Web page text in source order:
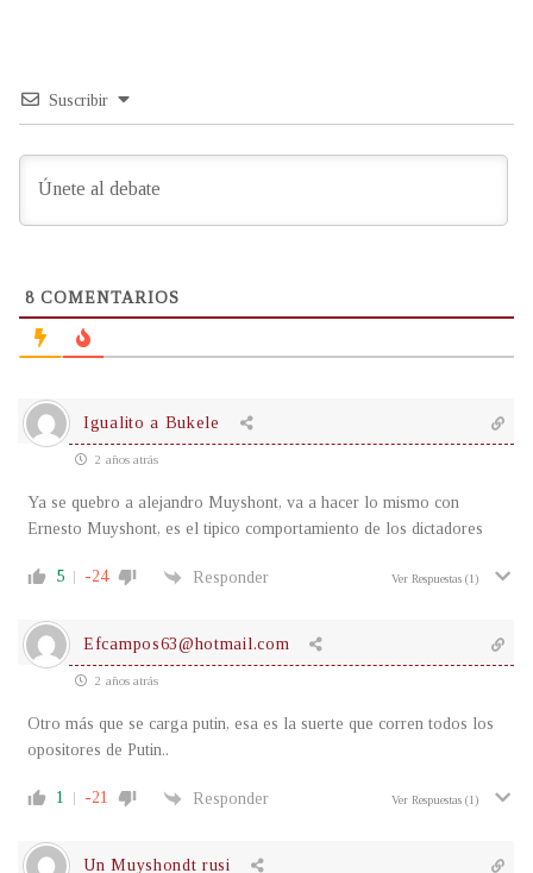
Suscribir
8 COMENTARIOS
Igualito a Bukele
2 años atrás
Ya se quebro a alejandro Muyshont, va a hacer lo mismo con
Ernesto Muyshont, es el tipico comportamiento de los dictadores
5 -24 Responder Ver Respuestas (1)
Efcampos63@hotmail.com
2 años atrás
Otro más que se carga putin, esa es la suerte que corren todos los
opositores de Putin..
1 -21 Responder Ver Respuestas (1)
Un Muyshondt rusi